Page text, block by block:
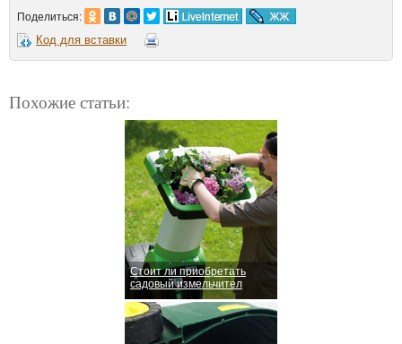
Поделиться:
Код для вставки
Похожие статьи:
Стоит ли приобретать
садовый измельчител